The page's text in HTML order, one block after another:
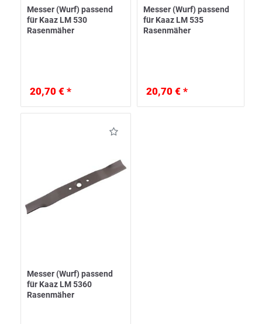
Messer (Wurf) passend
für Kaaz LM 530
Rasenmäher
20,70 € *
Messer (Wurf) passend
für Kaaz LM 535
Rasenmäher
20,70 € *
Messer (Wurf) passend
für Kaaz LM 5360
Rasenmäher